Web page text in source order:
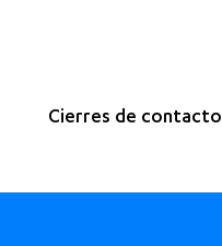
Cierres de contacto